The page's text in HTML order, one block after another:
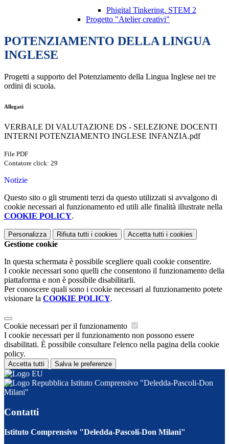
Phigital Tinkering. STEM 2
Progetto "Atelier creativi"
POTENZIAMENTO DELLA LINGUA
INGLESE
Progetti a supporto del Potenziamento della Lingua Inglese nei tre
ordini di scuola.
Allegati
VERBALE DI VALUTAZIONE DS - SELEZIONE DOCENTI
INTERNI POTENZIAMENTO INGLESE INFANZIA.pdf
File PDF
Contatore click: 29
Notizie
Questo sito o gli strumenti terzi da questo utilizzati si avvalgono di
cookie necessari al funzionamento ed utili alle finalità illustrate nella
COOKIE POLICY.
Personalizza Rifiuta tutti i cookies Accetta tutti i cookies
Gestione cookie
In questa schermata è possibile scegliere quali cookie consentire.
I cookie necessari sono quelli che consentono il funzionamento della
piattaforma e non è possibile disabilitarli.
Per conoscere quali sono i cookie necessari al funzionamento potete
visionare la COOKIE POLICY.
Cookie necessari per il funzionamento
I cookie necessari per il funzionamento non possono essere
disabilitati. È possibile consultare l'elenco nella pagina della cookie
policy.
Accetta tutti Salva le preferenze
Istituto Comprensivo "Deledda-Pascoli-Don
Milani"
Contatti
Istituto Comprensivo "Deledda-Pascoli-Don Milani"